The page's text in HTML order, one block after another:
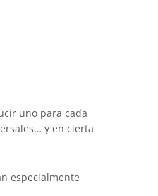
uno para cada
y en cierta
especialmente